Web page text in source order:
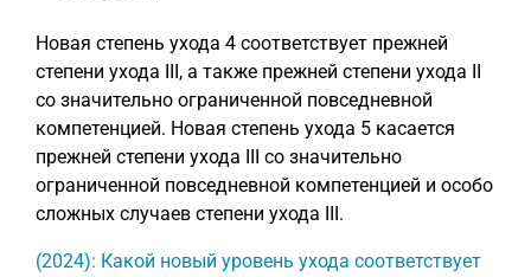
Новая степень ухода 4 соответствует прежней
степени ухода III, а также прежней степени ухода II
со значительно ограниченной повседневной
компетенцией. Новая степень ухода 5 касается
прежней степени ухода III со значительно
ограниченной повседневной компетенцией и особо
сложных случаев степени ухода III.
(2024): Какой новый уровень ухода соответствует